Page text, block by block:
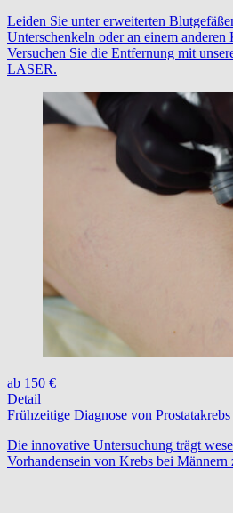
Leiden Sie unter erweiterten
Unterschenkeln oder an einem anderen
Versuchen Sie die Entfernung mit
LASER.
ab 150 €
Detail
Frühzeitige Diagnose von Prostatakrebs
Die innovative Untersuchung trägt
Vorhandensein von Krebs bei Männern